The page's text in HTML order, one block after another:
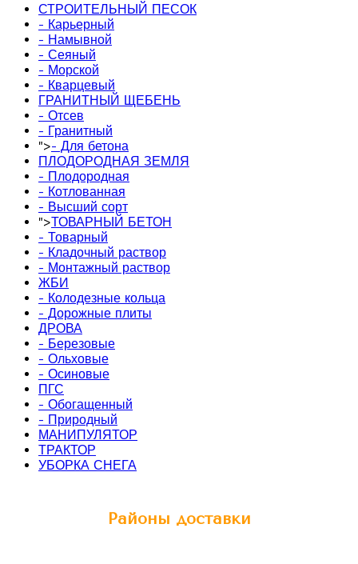
СТРОИТЕЛЬНЫЙ ПЕСОК
- Карьерный
- Намывной
- Сеяный
- Морской
- Кварцевый
ГРАНИТНЫЙ ЩЕБЕНЬ
- Отсев
- Гранитный
">- Для бетона
ПЛОДОРОДНАЯ ЗЕМЛЯ
- Плодородная
- Котлованная
- Высший сорт
">ТОВАРНЫЙ БЕТОН
- Товарный
- Кладочный раствор
- Монтажный раствор
ЖБИ
- Колодезные кольца
- Дорожные плиты
ДРОВА
- Березовые
- Ольховые
- Осиновые
ПГС
- Обогащенный
- Природный
МАНИПУЛЯТОР
ТРАКТОР
УБОРКА СНЕГА
Районы доставки